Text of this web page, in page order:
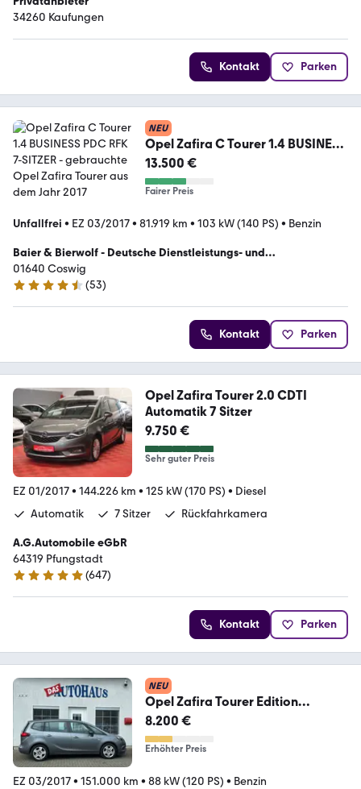
34260 Kaufungen
Kontakt Parken
NEU
Opel Zafira C Tourer 1.4 BUSINESS
PDC RFK 7-SITZER
13.500 €
Fairer Preis
Unfallfrei • EZ 03/2017• 81.919 km • 103 kW (140 PS) • Benzin
Baier & Bierwolf - Deutsche Dienstleistungs- und
Handelsgesellschaft
01640 Coswig
4.4 Sterne
(53)
Kontakt Parken
Opel Zafira Tourer 2.0 CDTI
Automatik 7 Sitzer
9.750 €
Sehr guter Preis
EZ 01/2017• 144.226 km • 125 kW (170 PS) • Diesel
Automatik
7 Sitzer Rückfahrkamera
A.G.Automobile eGbR
64319 Pfungstadt
4.9 Sterne
(647)
Kontakt Parken
NEU
Opel Zafira Tourer Edition
KAMERA
8.200 €
Erhöhter Preis
EZ 03/2017• 151.000 km • 88 kW (120 PS) • Benzin